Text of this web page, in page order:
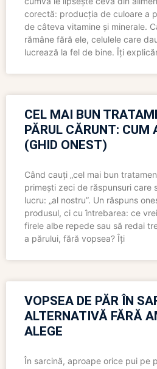
corectă: producția de culoare a
de câteva vitamine și minerale.
rămâne fără ele, celulele care
lucrează la fel de bine. Îți
CEL MAI BUN
PĂRUL CĂRUNT: CUM
(GHID ONEST)
Când cauți „cel mai bun
primești zeci de răspunsuri care
lucru: „al nostru”. Un răspuns
produsul, ci cu întrebarea: ce
firele albe repede sau să redai
a părului, fără vopsea? Îți
VOPSEA DE PĂR ÎN
ALTERNATIVĂ FĂRĂ
ALEGE
În sarcină, aproape orice pui pe